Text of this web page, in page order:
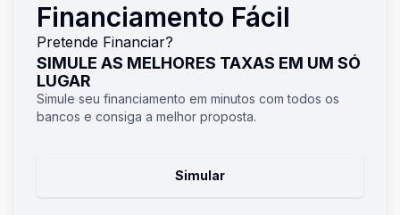
Financiamento Fácil
Pretende Financiar?
SIMULE AS MELHORES TAXAS EM UM SÓ
LUGAR
Simule seu financiamento em minutos com todos os
bancos e consiga a melhor proposta.
Simular